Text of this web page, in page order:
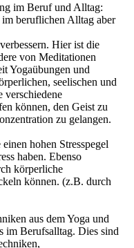
im Beruf und Alltag:
beruflichen Alltag aber
Hier ist die
von Meditationen
Yogaübungen und
seelischen und
verschiedene
können, den Geist zu
zu gelangen.
hohen Stresspegel
haben. Ebenso
körperliche
können. (z.B. durch
aus dem Yoga und
im Berufsalltag. Dies sind